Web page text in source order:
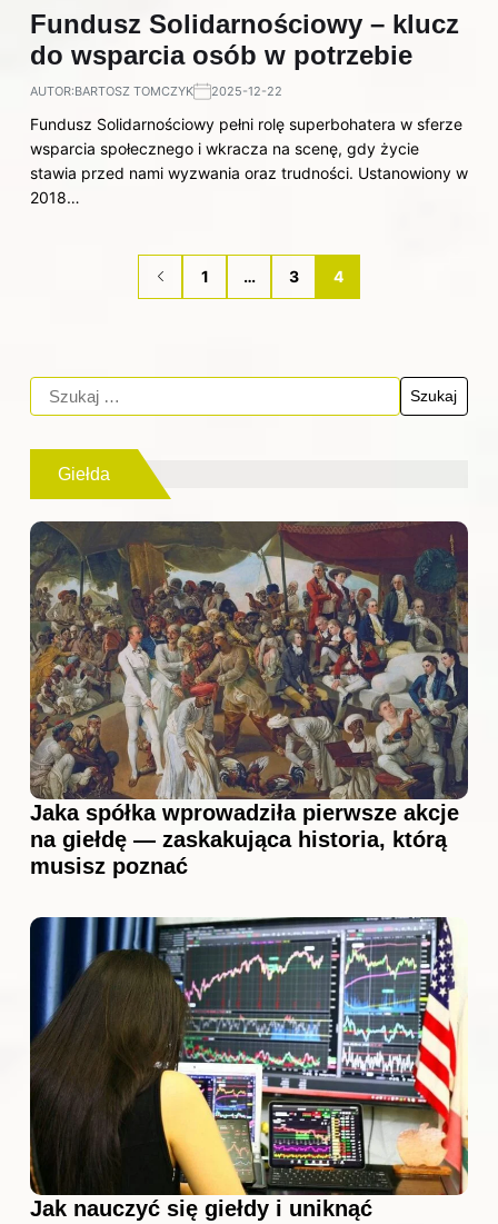
Fundusz Solidarnościowy – klucz
do wsparcia osób w potrzebie
AUTOR:BARTOSZ TOMCZYK 2025-12-22
Fundusz Solidarnościowy pełni rolę superbohatera w sferze
wsparcia społecznego i wkracza na scenę, gdy życie
stawia przed nami wyzwania oraz trudności. Ustanowiony w
2018…
1 … 3 4
Giełda
Jaka spółka wprowadziła pierwsze akcje
na giełdę — zaskakująca historia, którą
musisz poznać
Jak nauczyć się giełdy i uniknąć